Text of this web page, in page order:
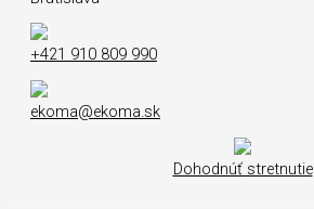
+421 910 809 990
ekoma@ekoma.sk
Dohodnúť stretnutie